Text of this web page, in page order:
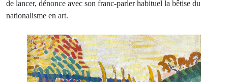
de lancer, dénonce avec son franc-parler habituel la bêtise du
nationalisme en art.